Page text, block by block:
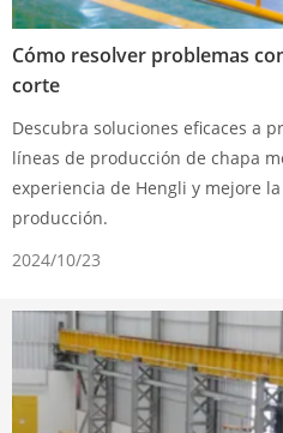
Cómo resolver problemas
corte
Descubra soluciones eficaces a
líneas de producción de chapa
experiencia de Hengli y mejore
producción.
2024/10/23